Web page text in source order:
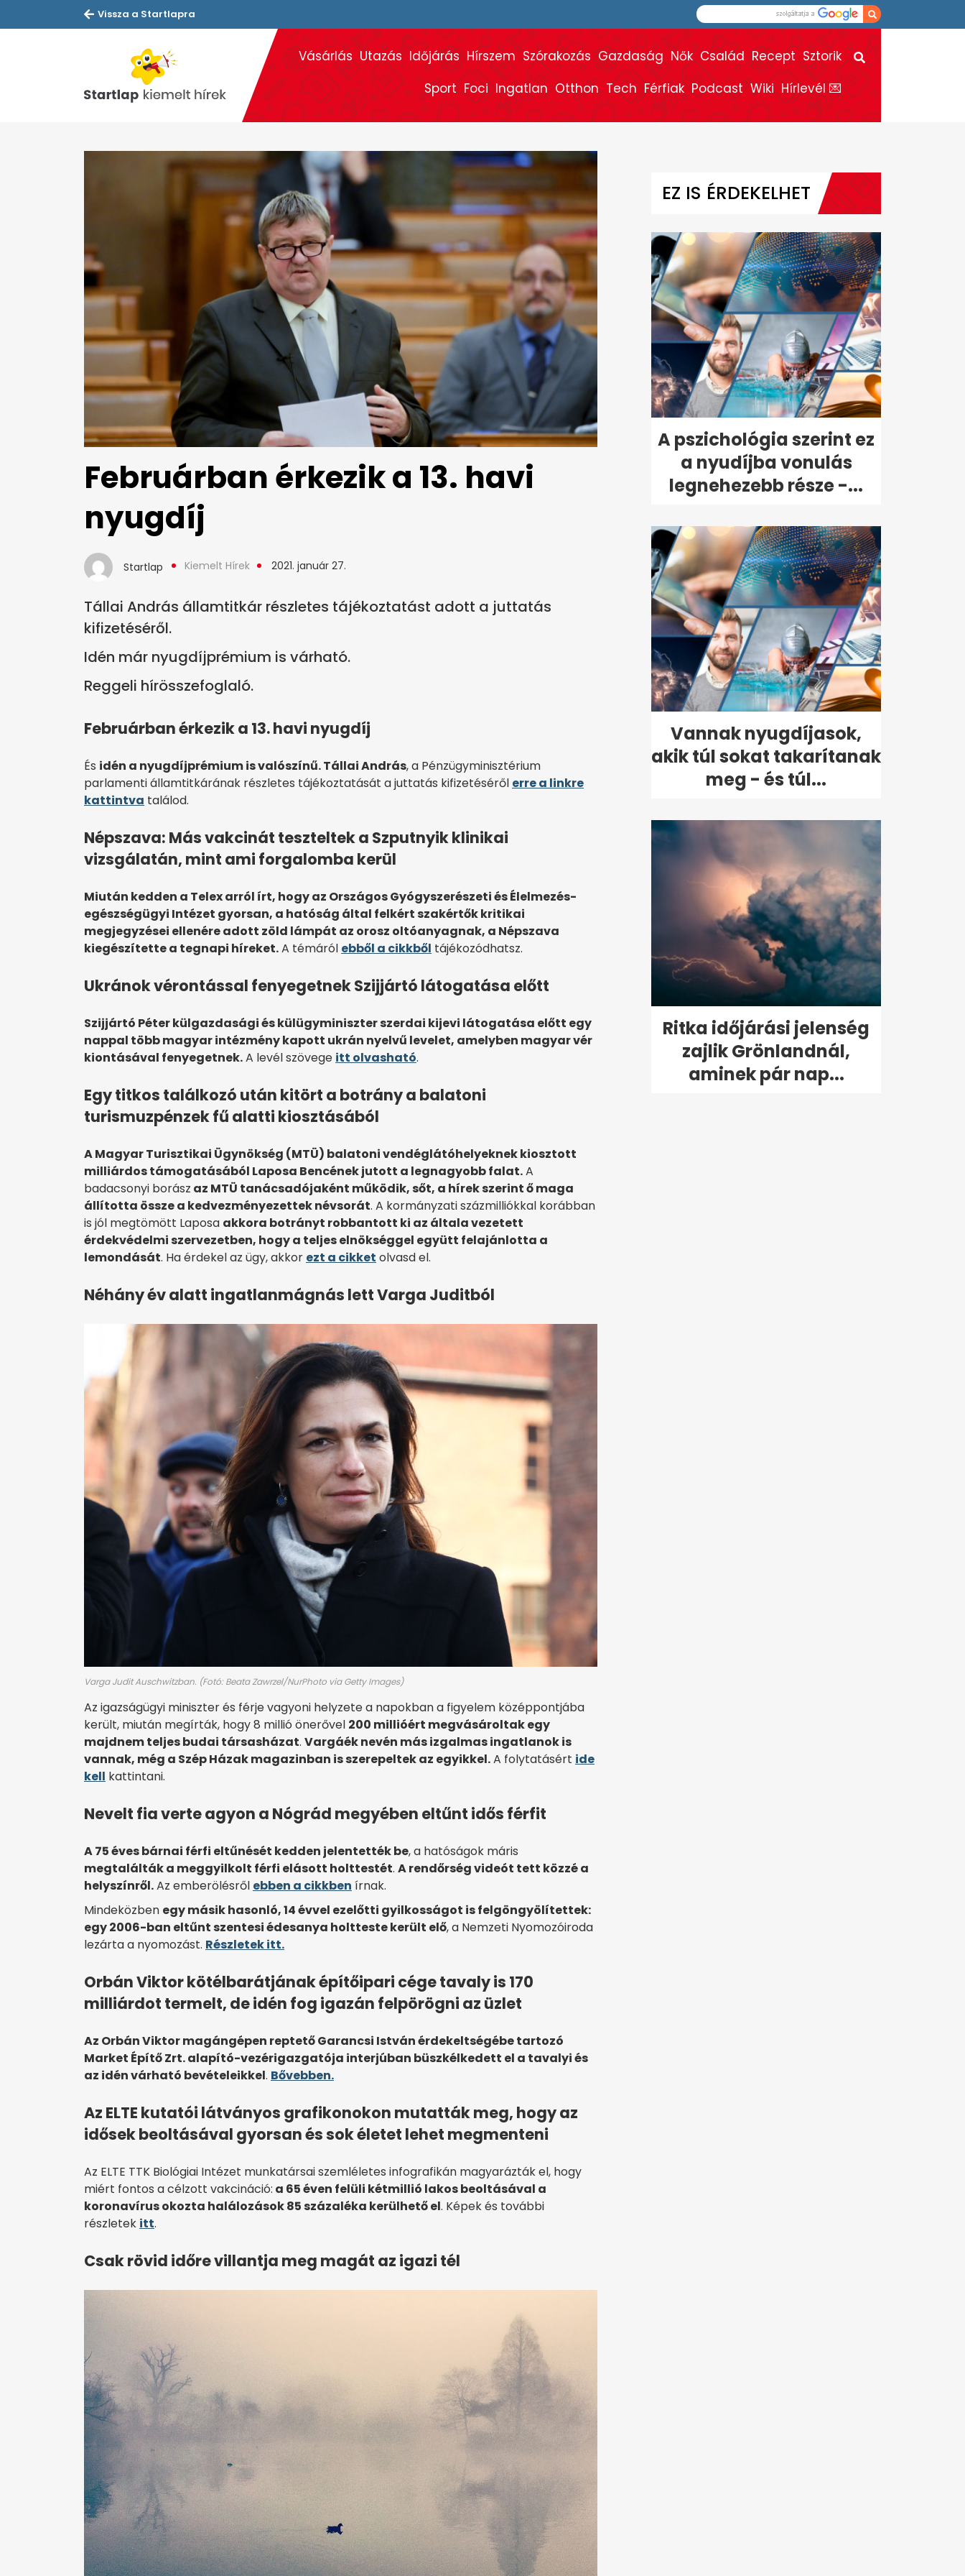
Vissza a Startlapra
Vásárlás Utazás Időjárás Hírszem Szórakozás Gazdaság Nők Család Recept Sztorik
Sport Foci Ingatlan Otthon Tech Férfiak Podcast Wiki Hírlevél 💌
Februárban érkezik a 13. havi
nyugdíj
Startlap Kiemelt Hírek 2021. január 27.
Tállai András államtitkár részletes tájékoztatást adott a juttatás
kifizetéséről.
Idén már nyugdíjprémium is várható.
Reggeli hírösszefoglaló.
Februárban érkezik a 13. havi nyugdíj
És idén a nyugdíjprémium is valószínű. Tállai András, a Pénzügyminisztérium
parlamenti államtitkárának részletes tájékoztatását a juttatás kifizetéséről erre a linkre
kattintva találod.
Népszava: Más vakcinát teszteltek a Szputnyik klinikai
vizsgálatán, mint ami forgalomba kerül
Miután kedden a Telex arról írt, hogy az Országos Gyógyszerészeti és Élelmezés-
egészségügyi Intézet gyorsan, a hatóság által felkért szakértők kritikai
megjegyzései ellenére adott zöld lámpát az orosz oltóanyagnak, a Népszava
kiegészítette a tegnapi híreket.A témáról ebből a cikkből tájékozódhatsz.
Ukránok vérontással fenyegetnek Szijjártó látogatása előtt
Szijjártó Péter külgazdasági és külügyminiszter szerdai kijevi látogatása előtt egy
nappal több magyar intézmény kapott ukrán nyelvű levelet, amelyben magyar vér
kiontásával fenyegetnek.A levél szövege itt olvasható.
Egy titkos találkozó után kitört a botrány a balatoni
turismuzpénzek fű alatti kiosztásából
A Magyar Turisztikai Ügynökség (MTÜ) balatoni vendéglátóhelyeknek kiosztott
milliárdos támogatásából Laposa Bencének jutott a legnagyobb falat.A
badacsonyi borász az MTÜ tanácsadójaként működik, sőt, a hírek szerint ő maga
állította össze a kedvezményezettek névsorát. A kormányzati százmilliókkal korábban
is jól megtömött Laposa akkora botrányt robbantott ki az általa vezetett
érdekvédelmi szervezetben, hogy a teljes elnökséggel együtt felajánlotta a
lemondását. Ha érdekel az ügy, akkor ezt a cikket olvasd el.
Néhány év alatt ingatlanmágnás lett Varga Juditból
Varga Judit Auschwitzban. (Fotó: Beata Zawrzel/NurPhoto via Getty Images)
Az igazságügyi miniszter és férje vagyoni helyzete a napokban a figyelem középpontjába
került, miután megírták, hogy 8 millió önerővel 200 millióért megvásároltak egy
majdnem teljes budai társasházat. Vargáék nevén más izgalmas ingatlanok is
vannak, még a Szép Házak magazinban is szerepeltek az egyikkel.A folytatásért ide
kell kattintani.
Nevelt fia verte agyon a Nógrád megyében eltűnt idős férfit
A 75 éves bárnai férfi eltűnését kedden jelentették be, a hatóságok máris
megtalálták a meggyilkolt férfi elásott holttestét. A rendőrség videót tett közzé a
helyszínről.Az emberölésről ebben a cikkben írnak.
Mindeközben egy másik hasonló, 14 évvel ezelőtti gyilkosságot is felgöngyölítettek:
egy 2006-ban eltűnt szentesi édesanya holtteste került elő, a Nemzeti Nyomozóiroda
lezárta a nyomozást. Részletek itt.
Orbán Viktor kötélbarátjának építőipari cége tavaly is 170
milliárdot termelt, de idén fog igazán felpörögni az üzlet
Az Orbán Viktor magángépen reptető Garancsi István érdekeltségébe tartozó
Market Építő Zrt. alapító-vezérigazgatója interjúban büszkélkedett el a tavalyi és
az idén várható bevételeikkel. Bővebben.
Az ELTE kutatói látványos grafikonokon mutatták meg, hogy az
idősek beoltásával gyorsan és sok életet lehet megmenteni
Az ELTE TTK Biológiai Intézet munkatársai szemléletes infografikán magyarázták el, hogy
miért fontos a célzott vakcináció: a 65 éven felüli kétmillió lakos beoltásával a
koronavírus okozta halálozások 85 százaléka kerülhető el. Képek és további
részletek itt.
Csak rövid időre villantja meg magát az igazi tél
EZ IS ÉRDEKELHET
A pszichológia szerint ez
a nyudíjba vonulás
legnehezebb része -...
Vannak nyugdíjasok,
akik túl sokat takarítanak
meg - és túl...
Ritka időjárási jelenség
zajlik Grönlandnál,
aminek pár nap...